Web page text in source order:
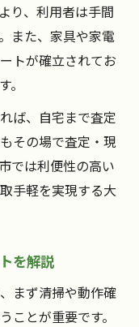
り、利用者は手間
また、家具や家電
トが確立されてお
ば、自宅まで査定
その場で査定・現
では利便性の高い
手軽を実現する大
を解説
まず清掃や動作確
ことが重要です。